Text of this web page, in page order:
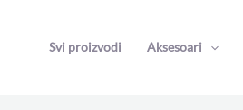
Svi proizvodi Aksesoari